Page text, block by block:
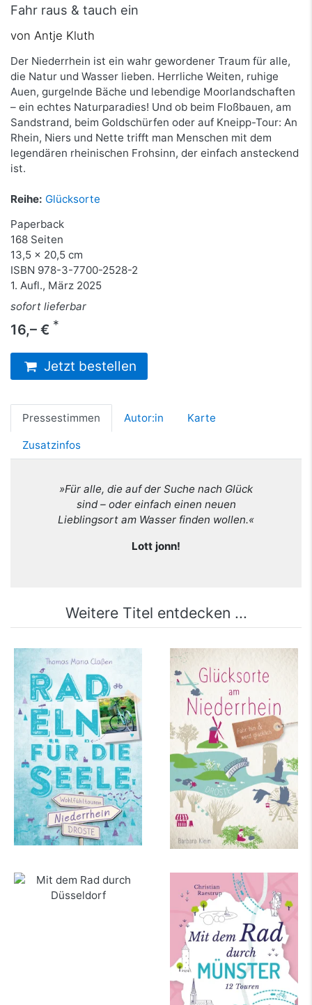
Fahr raus & tauch ein
von Antje Kluth
Der Niederrhein ist ein wahr gewordener Traum für alle,
die Natur und Wasser lieben. Herrliche Weiten, ruhige
Auen, gurgelnde Bäche und lebendige Moorlandschaften
– ein echtes Naturparadies! Und ob beim Floßbauen, am
Sandstrand, beim Goldschürfen oder auf Kneipp-Tour: An
Rhein, Niers und Nette trifft man Menschen mit dem
legendären rheinischen Frohsinn, der einfach ansteckend
ist.
Reihe: Glücksorte
Paperback
168 Seiten
13,5 x 20,5 cm
ISBN 978-3-7700-2528-2
1. Aufl., März 2025
sofort lieferbar
16,– € *
Jetzt bestellen
Pressestimmen Autor:in Karte
Zusatzinfos
»Für alle, die auf der Suche nach Glück
sind – oder einfach einen neuen
Lieblingsort am Wasser finden wollen.«
Lott jonn!
Weitere Titel entdecken ...
Niederrhein. Radeln
für die Seele
mehr Infos …
Glücksorte am
Niederrhein
mehr Infos …
Mit dem Rad durch
Mit dem Rad durch
Münster
mehr Infos …